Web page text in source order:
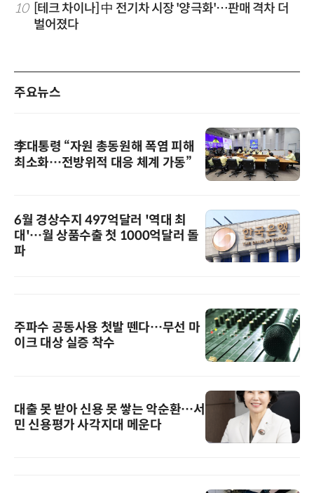
10
[테크 차이나] 中 전기차 시장 '양극화'…판매 격차 더
벌어졌다
주요뉴스
李대통령 “자원 총동원해 폭염 피해
최소화…전방위적 대응 체계 가동”
6월 경상수지 497억달러 '역대 최
대'…월 상품수출 첫 1000억달러 돌
파
주파수 공동사용 첫발 뗀다…무선 마
이크 대상 실증 착수
대출 못 받아 신용 못 쌓는 악순환…서
민 신용평가 사각지대 메운다